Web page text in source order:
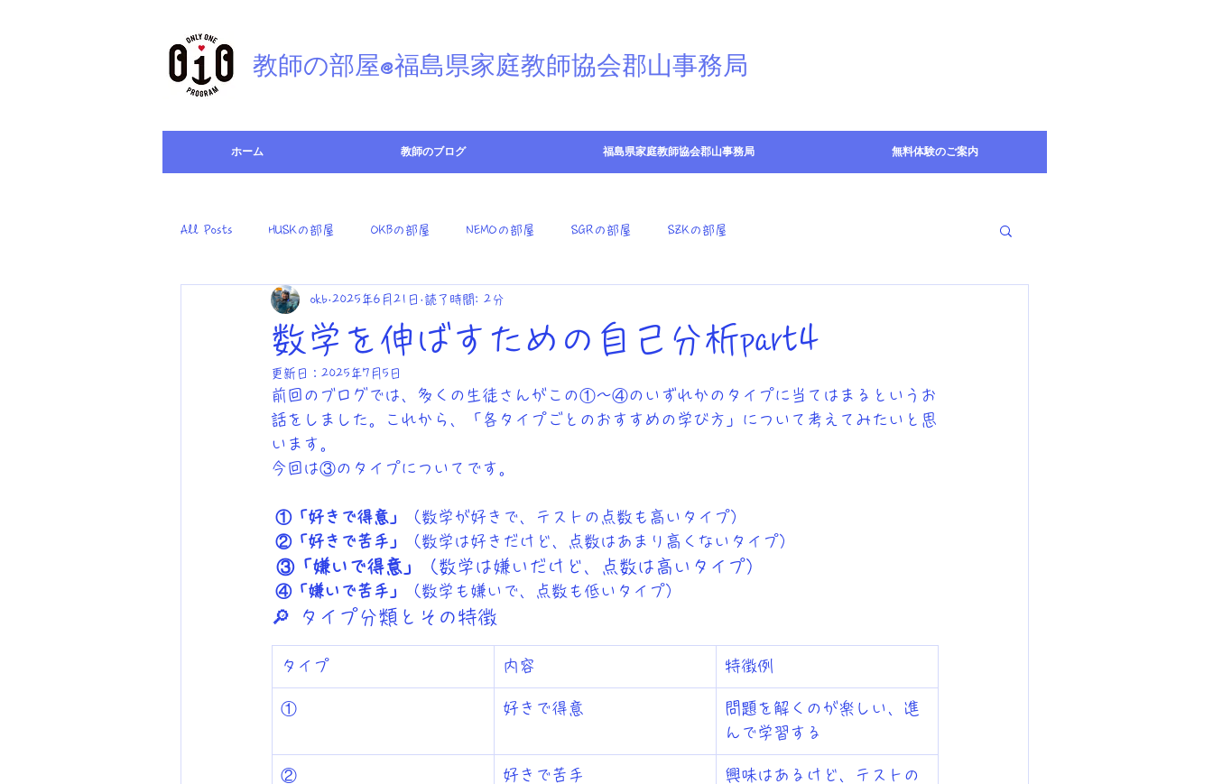
​教師の部屋@福島県家庭教師協会郡山事務局
ホーム 教師のブログ 福島県家庭教師協会郡山事務局 無料体験のご案内
All Posts HUSKの部屋 OKBの部屋 NEMOの部屋 SGRの部屋 SZKの部屋
数学を伸ばすための自己分析part4
okb 2025年6月21日 読了時間: 2分
更新日： 2025年7月5日
前回のブログでは、多くの生徒さんがこの①〜④のいずれかのタイプに当てはまるというお
話をしました。これから、「各タイプごとのおすすめの学び方」について考えてみたいと思
います。
今回は③のタイプについてです。
①「好きで得意」
（数学が好きで、テストの点数も高いタイプ）
②「好きで苦手」
（数学は好きだけど、点数はあまり高くないタイプ）
③「嫌いで得意」 （数学は嫌いだけど、点数は高いタイプ）
④「嫌いで苦手」 （数学も嫌いで、点数も低いタイプ）
🔎 タイプ分類とその特徴
タイプ 内容 特徴例
① 好きで得意
問題を解くのが楽しい、進
んで学習する
② 好きで苦手
興味はあるけど、テストの